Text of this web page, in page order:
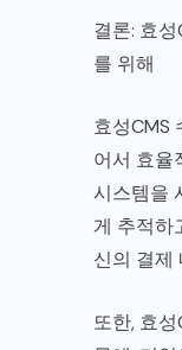
결론: 효
를 위해
효성CMS
어서 효율
시스템을
게 추적하
신의 결제
또한, 효